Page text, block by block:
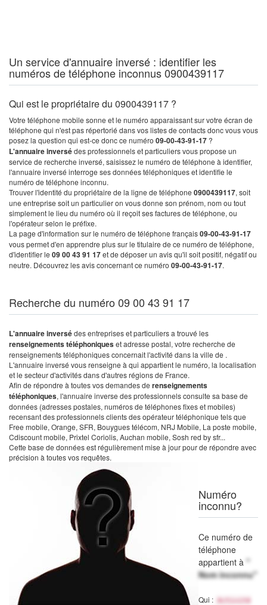
Un service d'annuaire inversé : identifier les
numéros de téléphone inconnus 0900439117
Qui est le propriétaire du 0900439117 ?
Votre téléphone mobile sonne et le numéro apparaissant sur votre écran de
téléphone qui n'est pas répertorié dans vos listes de contacts donc vous vous
posez la question qui est-ce donc ce numéro 09-00-43-91-17 ?
L'annuaire inversédes professionnels et particuliers vous propose un
service de recherche inversé, saisissez le numéro de téléphone à identifier,
l'annuaire inversé interroge ses données téléphoniques et identifie le
numéro de téléphone inconnu.
Trouver l'identité du propriétaire de la ligne de téléphone 0900439117, soit
une entreprise soit un particulier on vous donne son prénom, nom ou tout
simplement le lieu du numéro où il reçoit ses factures de téléphone, ou
l'opérateur selon le préfixe.
La page d'information sur le numéro de téléphone français09-00-43-91-17
vous permet d'en apprendre plus sur le titulaire de ce numéro de téléphone,
d'identifier le 09 00 43 91 17et de déposer un avis qu'il soit positif, négatif ou
neutre. Découvrez les avis concernant ce numéro 09-00-43-91-17.
Recherche du numéro 09 00 43 91 17
L'annuaire inversédes entreprises et particuliers a trouvé les
renseignements téléphoniqueset adresse postal, votre recherche de
renseignements téléphoniques concernait l'activité dans la ville de .
L'annuaire inversé vous renseigne à qui appartient le numéro, la localisation
et le secteur d'activités dans d'autres régions de France.
Afin de répondre à toutes vos demandes de renseignements
téléphoniques, l'annuaire inverse des professionnels consulte sa base de
données (adresses postales, numéros de téléphones fixes et mobiles)
recensant des professionnels clients des opérateur téléphonique tels que
Free mobile, Orange, SFR, Bouygues télécom, NRJ Mobile, La poste mobile,
Cdiscount mobile, Prixtel Coriolis, Auchan mobile, Sosh red by sfr...
Cette base de données est régulièrement mise à jour pour de répondre avec
précision à toutes vos requêtes.
Numéro
inconnu?
Ce numéro de
téléphone
appartient à "
Nom inconnu"
Qui :
Activité